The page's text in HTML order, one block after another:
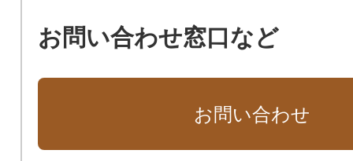
お問い合わせ窓口など
お問い合わせ